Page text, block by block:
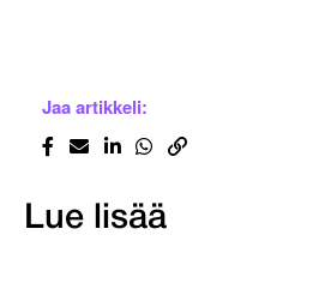
Jaa artikkeli:
Lue lisää